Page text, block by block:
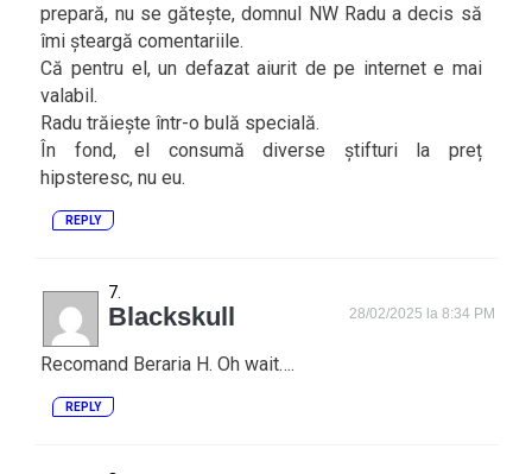
prepară, nu se gătește, domnul NW Radu a decis să
îmi șteargă comentariile.
Că pentru el, un defazat aiurit de pe internet e mai
valabil.
Radu trăiește într-o bulă specială.
În fond, el consumă diverse știfturi la preț
hipsteresc, nu eu.
REPLY
Blackskull 28/02/2025 la 8:34 PM
Recomand Beraria H. Oh wait….
REPLY